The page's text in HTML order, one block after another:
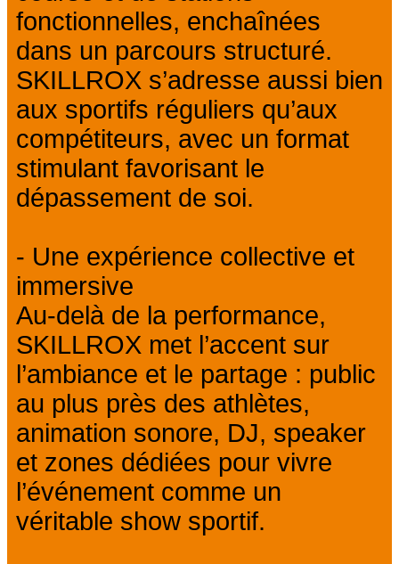
fonctionnelles, enchaînées
dans un parcours structuré.
SKILLROX s’adresse aussi bien
aux sportifs réguliers qu’aux
compétiteurs, avec un format
stimulant favorisant le
dépassement de soi.
- Une expérience collective et
immersive
Au-delà de la performance,
SKILLROX met l’accent sur
l’ambiance et le partage : public
au plus près des athlètes,
animation sonore, DJ, speaker
et zones dédiées pour vivre
l’événement comme un
véritable show sportif.